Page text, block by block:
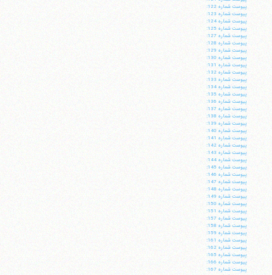
پيوست شماره 122:
پيوست شماره 123:
پيوست شماره 124:
پيوست شماره 125:
پيوست شماره 127:
پيوست شماره 128:
پيوست شماره 129:
پيوست شماره 130:
پيوست شماره 131:
پيوست شماره 132:
پيوست شماره 133:
پيوست شماره 134:
پيوست شماره 135:
پيوست شماره 136:
پيوست شماره 137:
پيوست شماره 138:
پيوست شماره 139:
پيوست شماره 140:
پيوست شماره 141:
پيوست شماره 142:
پيوست شماره 143:
پيوست شماره 144:
پيوست شماره 145:
پيوست شماره 146:
پيوست شماره 147:
پيوست شماره 148:
پيوست شماره 149:
پيوست شماره 150:
پيوست شماره 151:
پيوست شماره 157:
پيوست شماره 158:
پيوست شماره 159:
پيوست شماره 161:
پيوست شماره 162:
پيوست شماره 165:
پيوست شماره 166:
پيوست شماره 167: